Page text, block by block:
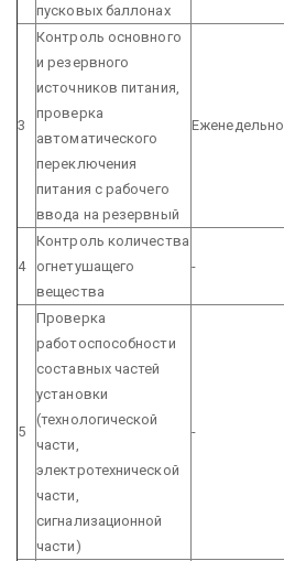
пусковых баллонах
3
Контроль основного
и резервного
источников питания,
проверка
автоматического
переключения
питания с рабочего
ввода на резервный
Еженедельно
4
Контроль количества
огнетушащего
вещества
-
5
Проверка
работоспособности
составных частей
установки
(технологической
части,
электротехнической
части,
сигнализационной
части)
-